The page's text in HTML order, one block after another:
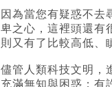
因為當您有疑惑不去
卑之心，這裡頭還有
則又有了比較高低、
儘管人類科技文明，
充滿無知與困惑；有